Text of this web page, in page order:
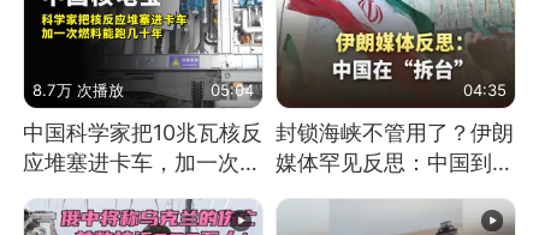
8.7万 次播放 05:04
中国科学家把10兆瓦核反
应堆塞进卡车，加一次燃
04:35
封锁海峡不管用了？伊朗
媒体罕见反思：中国到底